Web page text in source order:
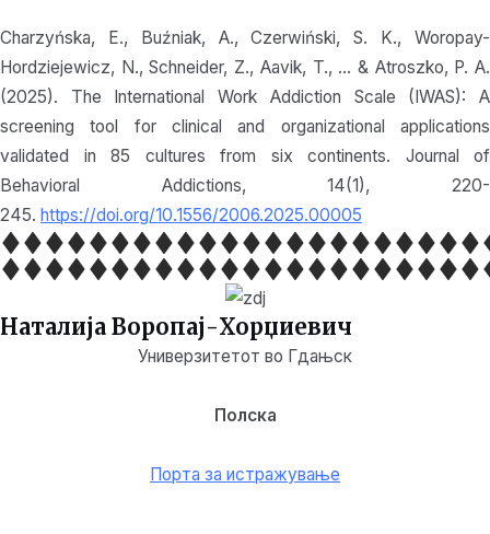
Charzyńska, E., Buźniak, A., Czerwiński, S. K., Woropay-
Hordziejewicz, N., Schneider, Z., Aavik, T., … & Atroszko, P. A.
(2025). The International Work Addiction Scale (IWAS): A
screening tool for clinical and organizational applications
validated in 85 cultures from six continents. Journal of
Behavioral Addictions, 14(1), 220-
245. https://doi.org/10.1556/2006.2025.00005
Наталија Воропај-Хорџиевич
Универзитетот во Гдањск
Полска
Порта за истражување